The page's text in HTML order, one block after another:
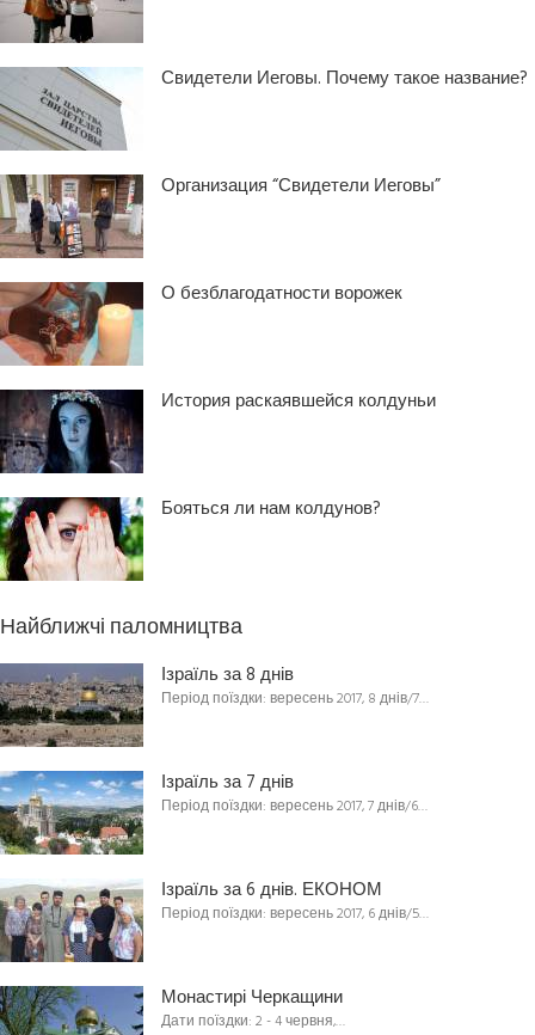
Свидетели Иеговы. Почему такое название?
Организация “Свидетели Иеговы”
О безблагодатности ворожек
История раскаявшейся колдуньи
Бояться ли нам колдунов?
Найближчі паломництва
Ізраїль за 8 днів
Період поїздки: вересень 2017, 8 днів/7…
Ізраїль за 7 днів
Період поїздки: вересень 2017, 7 днів/6…
Ізраїль за 6 днів. ЕКОНОМ
Період поїздки: вересень 2017, 6 днів/5…
Монастирі Черкащини
Дати поїздки: 2 - 4 червня,…